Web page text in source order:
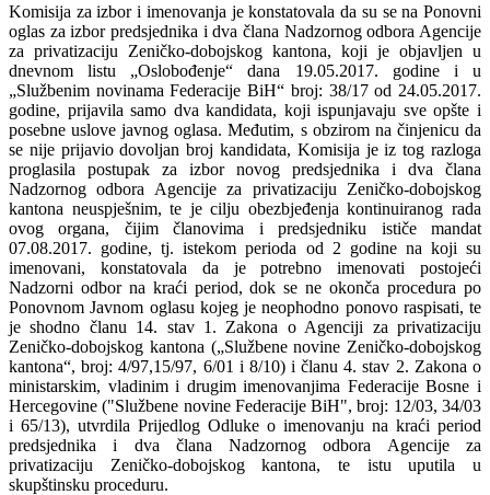
Komisija za izbor i imenovanja je konstatovala da su se na Ponovni
oglas za izbor predsjednika i dva člana Nadzornog odbora Agencije
za privatizaciju Zeničko-dobojskog kantona, koji je objavljen u
dnevnom listu „Oslobođenje“ dana 19.05.2017. godine i u
„Službenim novinama Federacije BiH“ broj: 38/17 od 24.05.2017.
godine, prijavila samo dva kandidata, koji ispunjavaju sve opšte i
posebne uslove javnog oglasa.Međutim, s obzirom na činjenicu da
se nije prijavio dovoljan broj kandidata, Komisija je iz tog razloga
proglasila postupak za izbor novog predsjednika i dva člana
Nadzornog odbora Agencije za privatizaciju Zeničko-dobojskog
kantona neuspješnim, te je cilju obezbjeđenja kontinuiranog rada
ovog organa, čijim članovima i predsjedniku ističe mandat
07.08.2017. godine, tj. istekom perioda od 2 godine na koji su
imenovani, konstatovala da je potrebno imenovati postojeći
Nadzorni odbor na kraći period, dok se ne okonča procedura po
Ponovnom Javnom oglasu kojeg je neophodno ponovo raspisati, te
je shodno članu 14. stav 1. Zakona o Agenciji za privatizaciju
Zeničko-dobojskog kantona („Službene novine Zeničko-dobojskog
kantona“, broj: 4/97,15/97, 6/01 i 8/10) i članu 4. stav 2. Zakona o
ministarskim, vladinim i drugim imenovanjima Federacije Bosne i
Hercegovine ("Službene novine Federacije BiH", broj: 12/03, 34/03
i 65/13), utvrdila Prijedlog Odluke o imenovanju na kraći period
predsjednika i dva člana Nadzornog odbora Agencije za
privatizaciju Zeničko-dobojskog kantona, te istu uputila u
skupštinsku proceduru.